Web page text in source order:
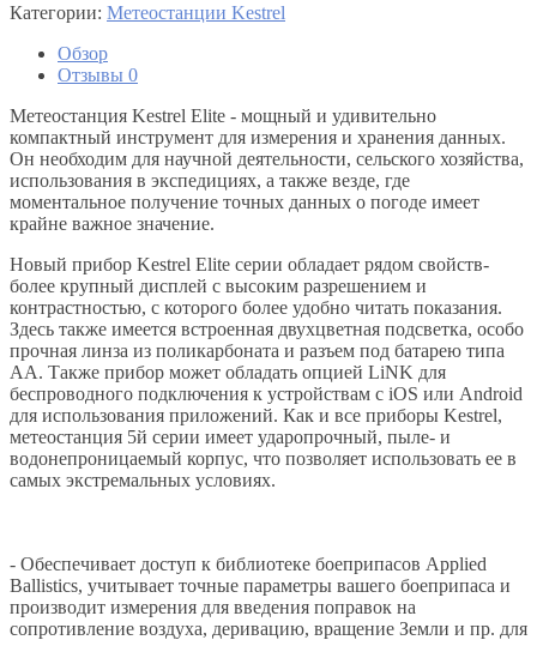
Категории: Метеостанции Kestrel
Обзор
Отзывы 0
Метеостанция Kestrel Elite - мощный и удивительно
компактный инструмент для измерения и хранения данных.
Он необходим для научной деятельности, сельского хозяйства,
использования в экспедициях, а также везде, где
моментальное получение точных данных о погоде имеет
крайне важное значение.
Новый прибор Kestrel Elite серии обладает рядом свойств-
более крупный дисплей с высоким разрешением и
контрастностью, с которого более удобно читать показания.
Здесь также имеется встроенная двухцветная подсветка, особо
прочная линза из поликарбоната и разъем под батарею типа
АА. Также прибор может обладать опцией LiNK для
беспроводного подключения к устройствам с iOS или Android
для использования приложений. Как и все приборы Kestrel,
метеостанция 5й серии имеет ударопрочный, пыле- и
водонепроницаемый корпус, что позволяет использовать ее в
самых экстремальных условиях.
- Обеспечивает доступ к библиотеке боеприпасов Applied
Ballistics, учитывает точные параметры вашего боеприпаса и
производит измерения для введения поправок на
сопротивление воздуха, деривацию, вращение Земли и пр. для